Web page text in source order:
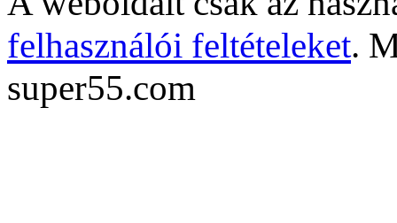
felhasználói feltételeket.
super55.com